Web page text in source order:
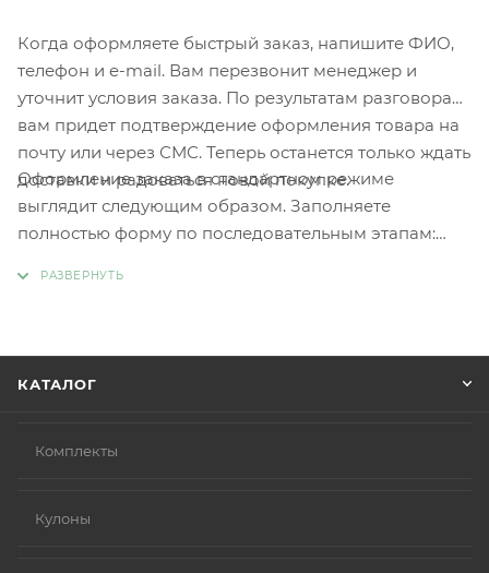
Когда оформляете быстрый заказ, напишите ФИО,
телефон и e-mail. Вам перезвонит менеджер и
уточнит условия заказа. По результатам разговора
вам придет подтверждение оформления товара на
почту или через СМС. Теперь останется только ждать
доставки и радоваться новой покупке.
Оформление заказа в стандартном режиме
выглядит следующим образом. Заполняете
полностью форму по последовательным этапам:
КАТАЛОГ
Комплекты
Кулоны